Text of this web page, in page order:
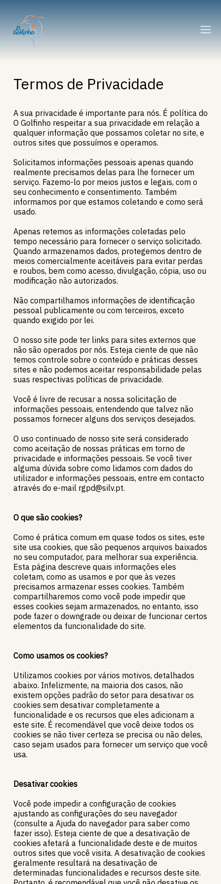
Termos de Privacidade
A sua privacidade é importante para nós. É política do
O Golfinho respeitar a sua privacidade em relação a
qualquer informação que possamos coletar no site, e
outros sites que possuímos e operamos.
Solicitamos informações pessoais apenas quando
realmente precisamos delas para lhe fornecer um
serviço. Fazemo-lo por meios justos e legais, com o
seu conhecimento e consentimento. Também
informamos por que estamos coletando e como será
usado.
Apenas retemos as informações coletadas pelo
tempo necessário para fornecer o serviço solicitado.
Quando armazenamos dados, protegemos dentro de
meios comercialmente aceitáveis ​​para evitar perdas
e roubos, bem como acesso, divulgação, cópia, uso ou
modificação não autorizados.
Não compartilhamos informações de identificação
pessoal publicamente ou com terceiros, exceto
quando exigido por lei.
O nosso site pode ter links para sites externos que
não são operados por nós. Esteja ciente de que não
temos controle sobre o conteúdo e práticas desses
sites e não podemos aceitar responsabilidade pelas
suas respectivas políticas de privacidade.
Você é livre de recusar a nossa solicitação de
informações pessoais, entendendo que talvez não
possamos fornecer alguns dos serviços desejados.
O uso continuado de nosso site será considerado
como aceitação de nossas práticas em torno de
privacidade e informações pessoais. Se você tiver
alguma dúvida sobre como lidamos com dados do
utilizador e informações pessoais, entre em contacto
através do e-mail rgpd@silv.pt.
O que são cookies?
Como é prática comum em quase todos os sites, este
site usa cookies, que são pequenos arquivos baixados
no seu computador, para melhorar sua experiência.
Esta página descreve quais informações eles
coletam, como as usamos e por que às vezes
precisamos armazenar esses cookies. Também
compartilharemos como você pode impedir que
esses cookies sejam armazenados, no entanto, isso
pode fazer o downgrade ou deixar de funcionar certos
elementos da funcionalidade do site.
Como usamos os cookies?
Utilizamos cookies por vários motivos, detalhados
abaixo. Infelizmente, na maioria dos casos, não
existem opções padrão do setor para desativar os
cookies sem desativar completamente a
funcionalidade e os recursos que eles adicionam a
este site. É recomendável que você deixe todos os
cookies se não tiver certeza se precisa ou não deles,
caso sejam usados ​​para fornecer um serviço que você
usa.
Desativar cookies
Você pode impedir a configuração de cookies
ajustando as configurações do seu navegador
(consulte a Ajuda do navegador para saber como
fazer isso). Esteja ciente de que a desativação de
cookies afetará a funcionalidade deste e de muitos
outros sites que você visita. A desativação de cookies
geralmente resultará na desativação de
determinadas funcionalidades e recursos deste site.